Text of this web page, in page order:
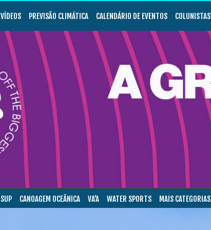
VÍDEOS PREVISÃO CLIMÁTICA CALENDÁRIO DE EVENTOS COLUNISTAS
SUP CANOAGEM OCEÂNICA VA’A WATER SPORTS MAIS CATEGORIAS